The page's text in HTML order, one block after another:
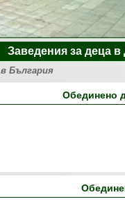
Заведения за деца
в България
Обединено